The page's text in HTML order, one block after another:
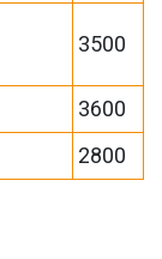
3500
3600
2800